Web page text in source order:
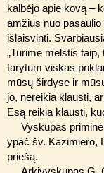
kalbėjo apie kovą –
amžius nuo
išlaisvinti.
„Turime melstis
tarytum viskas
mūsų širdyse ir
jo, nereikia klausti,
Esą reikia klausti,
Vyskupas
ypač šv. Kazimiero,
priešą.